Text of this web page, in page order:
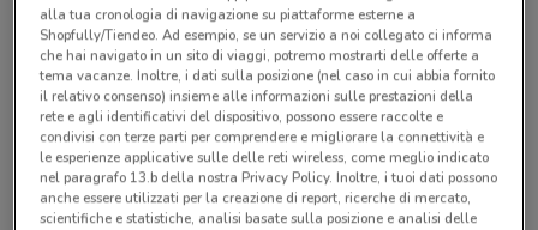
Ci dispiace, al momento non abbiamo pubblicato
volantini nella tua zona. Riprova più tardi.
alla tua cronologia di navigazione su piattaforme esterne a
Shopfully/Tiendeo. Ad esempio, se un servizio a noi collegato ci informa
che hai navigato in un sito di viaggi, potremo mostrarti delle offerte a
tema vacanze. Inoltre, i dati sulla posizione (nel caso in cui abbia fornito
il relativo consenso) insieme alle informazioni sulle prestazioni della
rete e agli identificativi del dispositivo, possono essere raccolte e
condivisi con terze parti per comprendere e migliorare la connettività e
le esperienze applicative sulle delle reti wireless, come meglio indicato
nel paragrafo 13.b della nostra Privacy Policy. Inoltre, i tuoi dati possono
anche essere utilizzati per la creazione di report, ricerche di mercato,
scientifiche e statistiche, analisi basate sulla posizione e analisi delle